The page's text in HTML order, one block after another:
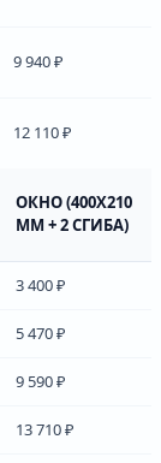
9 940 ₽
12 110 ₽
ОКНО (400Х210
ММ + 2 СГИБА)
3 400 ₽
5 470 ₽
9 590 ₽
13 710 ₽